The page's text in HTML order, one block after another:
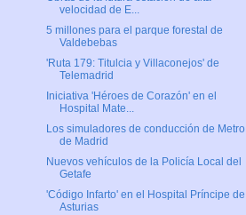
velocidad de E...
5 millones para el parque forestal de
Valdebebas
'Ruta 179: Titulcia y Villaconejos' de
Telemadrid
Iniciativa 'Héroes de Corazón' en el
Hospital Mate...
Los simuladores de conducción de Metro
de Madrid
Nuevos vehículos de la Policía Local del
Getafe
'Código Infarto' en el Hospital Príncipe de
Asturias